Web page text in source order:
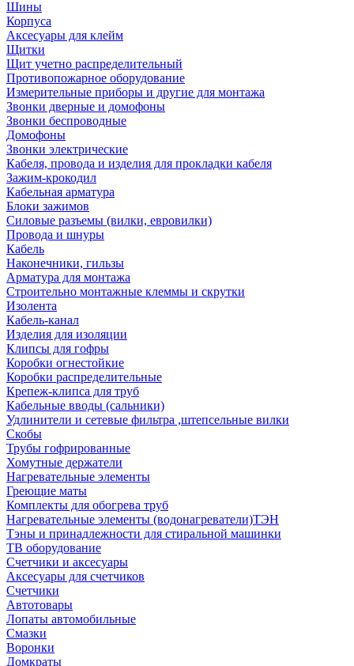
Шины
Корпуса
Аксесуары для клейм
Щитки
Щит учетно распределительный
Противопожарное оборудование
Измерительные приборы и другие для монтажа
Звонки дверные и домофоны
Звонки беспроводные
Домофоны
Звонки электрические
Кабеля, провода и изделия для прокладки кабеля
Зажим-крокодил
Кабельная арматура
Блоки зажимов
Силовые разъемы (вилки, евровилки)
Провода и шнуры
Кабель
Наконечники, гильзы
Арматура для монтажа
Строительно монтажные клеммы и скрутки
Изолента
Кабель-канал
Изделия для изоляции
Клипсы для гофры
Коробки огнестойкие
Коробки распределительные
Крепеж-клипса для труб
Кабельные вводы (сальники)
Удлинители и сетевые фильтра ,штепсельные вилки
Скобы
Трубы гофрированные
Хомутные держатели
Нагревательные элементы
Греющие маты
Комплекты для обогрева труб
Нагревательные элементы (водонагреватели)ТЭН
Тэны и принадлежности для стиральной машинки
ТВ оборудование
Счетчики и аксесуары
Аксесуары для счетчиков
Счетчики
Автотовары
Лопаты автомобильные
Смазки
Воронки
Домкраты